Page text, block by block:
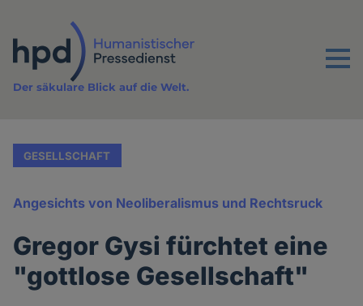
Inhalt
Menu
Der säkulare Blick auf die Welt.
GESELLSCHAFT
Angesichts von Neoliberalismus und Rechtsruck
Gregor Gysi fürchtet eine
"gottlose Gesellschaft"